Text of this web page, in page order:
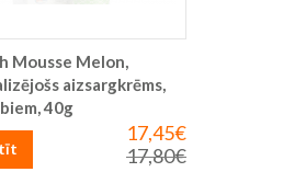
Mousse Melon,
aizsargkrēms,
40g
Īpaša
cena
17,45€
Parastā
17,80€